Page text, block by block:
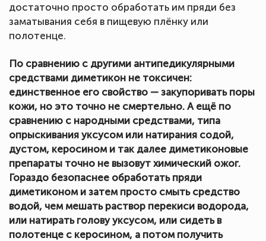
достаточно просто обработать им пряди без
заматывания себя в пищевую плёнку или
полотенце.
По сравнению с другими антипедикулярными
средствами диметикон не токсичен:
единственное его свойство — закупоривать поры
кожи, но это точно не смертельно. А ещё по
сравнению с народными средствами, типа
опрыскивания уксусом или натирания содой,
дустом, керосином и так далее диметиконовые
препараты точно не вызовут химический ожог.
Гораздо безопаснее обработать пряди
диметиконом и затем просто смыть средство
водой, чем мешать раствор перекиси водорода,
или натирать голову уксусом, или сидеть в
полотенце с керосином, а потом получить